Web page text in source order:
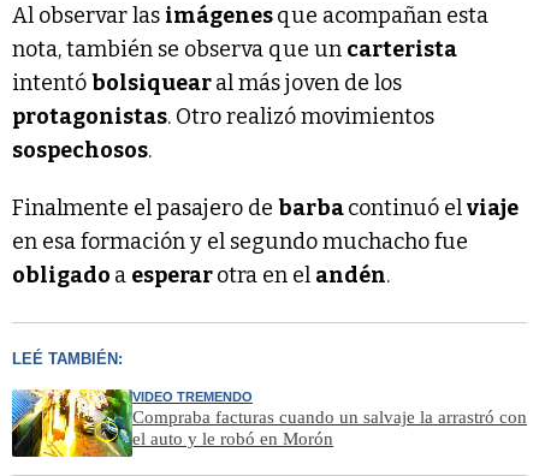
Al observar las imágenesque acompañan esta
nota, también se observa que un carterista
intentóbolsiquearal más joven de los
protagonistas. Otro realizó movimientos
sospechosos.
Finalmente el pasajero de barbacontinuó elviaje
en esa formación y el segundo muchacho fue
obligado a esperarotra en el andén.
LEÉ TAMBIÉN:
VIDEO TREMENDO
Compraba facturas cuando un salvaje la arrastró con
el auto y le robó en Morón